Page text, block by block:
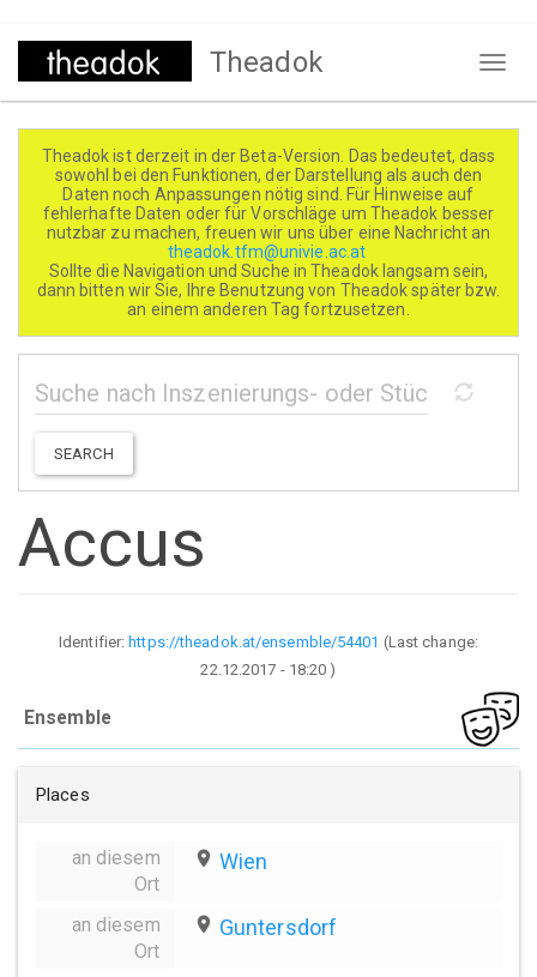
Direkt
Theadok
Theadok ist derzeit in der Beta-Version. Das bedeutet, dass
sowohl bei den Funktionen, der Darstellung als auch den
Daten noch Anpassungen nötig sind. Für Hinweise auf
fehlerhafte Daten oder für Vorschläge um Theadok besser
nutzbar zu machen, freuen wir uns über eine Nachricht an
theadok.tfm@univie.ac.at
Sollte die Navigation und Suche in Theadok langsam sein,
dann bitten wir Sie, Ihre Benutzung von Theadok später bzw.
an einem anderen Tag fortzusetzen.
SEARCH
Accus
Identifier:https://theadok.at/ensemble/54401 (Last change:
22.12.2017 - 18:20 )
Ensemble
Places
an diesem
Ort
place Wien
an diesem
Ort
place Guntersdorf